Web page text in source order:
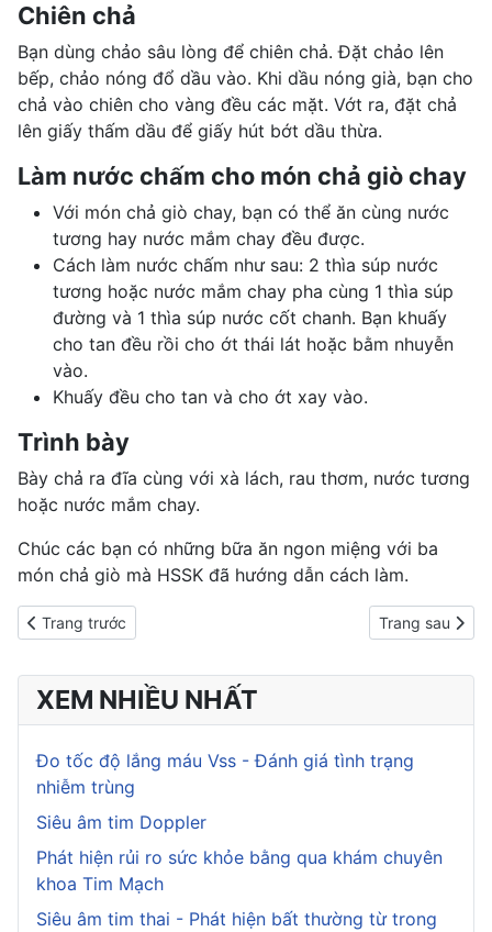
Chiên chả
Bạn dùng chảo sâu lòng để chiên chả. Đặt chảo lên
bếp, chảo nóng đổ dầu vào. Khi dầu nóng già, bạn cho
chả vào chiên cho vàng đều các mặt. Vớt ra, đặt chả
lên giấy thấm dầu để giấy hút bớt dầu thừa.
Làm nước chấm cho món chả giò chay
Với món chả giò chay, bạn có thể ăn cùng nước
tương hay nước mắm chay đều được.
Cách làm nước chấm như sau: 2 thìa súp nước
tương hoặc nước mắm chay pha cùng 1 thìa súp
đường và 1 thìa súp nước cốt chanh. Bạn khuấy
cho tan đều rồi cho ớt thái lát hoặc bằm nhuyễn
vào.
Khuấy đều cho tan và cho ớt xay vào.
Trình bày
Bày chả ra đĩa cùng với xà lách, rau thơm, nước tương
hoặc nước mắm chay.
Chúc các bạn có những bữa ăn ngon miệng với ba
món chả giò mà HSSK đã hướng dẫn cách làm.
Previous article: Cách làm mứt cà rốt ngon dẻo tuyệt vời nhâm
Trang trước Next article:
Trang sau
XEM NHIỀU NHẤT
Đo tốc độ lắng máu Vss - Đánh giá tình trạng
nhiễm trùng
Siêu âm tim Doppler
Phát hiện rủi ro sức khỏe bằng qua khám chuyên
khoa Tim Mạch
Siêu âm tim thai - Phát hiện bất thường từ trong